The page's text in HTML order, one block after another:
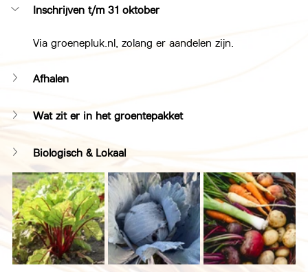
Inschrijven t/m 31 oktober
Via groenepluk.nl , zolang er aandelen zijn.
Afhalen
Wat zit er in het groentepakket
Biologisch & Lokaal